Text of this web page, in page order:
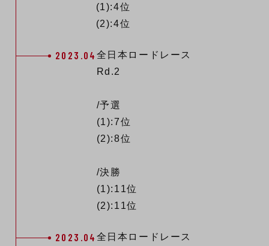
(1):4位
(2):4位
2023.04 全日本ロードレース
Rd.2
/予選
(1):7位
(2):8位
/決勝
(1):11位
(2):11位
2023.04 全日本ロードレース